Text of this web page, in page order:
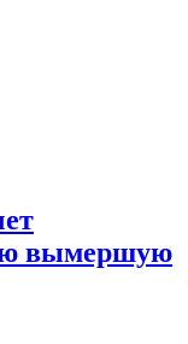
вымершую